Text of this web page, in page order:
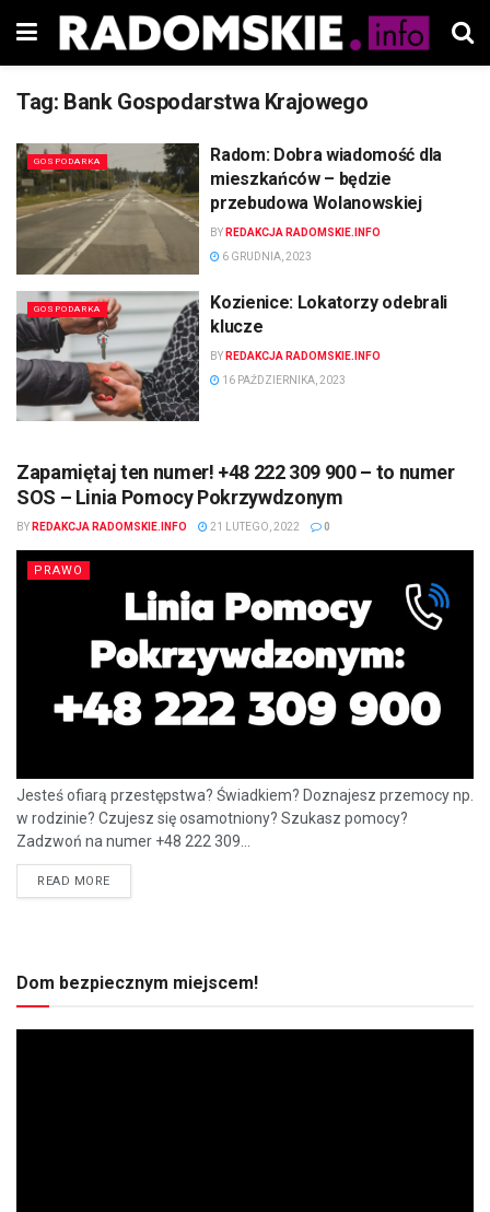
Tag: Bank Gospodarstwa Krajowego
GOSPODARKA
Radom: Dobra wiadomość dla
mieszkańców – będzie
przebudowa Wolanowskiej
BY REDAKCJA RADOMSKIE.INFO
6 GRUDNIA, 2023
GOSPODARKA
Kozienice: Lokatorzy odebrali
klucze
BY REDAKCJA RADOMSKIE.INFO
16 PAŹDZIERNIKA, 2023
Zapamiętaj ten numer! +48 222 309 900 – to numer
SOS – Linia Pomocy Pokrzywdzonym
BY REDAKCJA RADOMSKIE.INFO 21 LUTEGO, 2022 0
PRAWO
Jesteś ofiarą przestępstwa? Świadkiem? Doznajesz przemocy np.
w rodzinie? Czujesz się osamotniony? Szukasz pomocy?
Zadzwoń na numer +48 222 309...
READ MORE
Dom bezpiecznym miejscem!